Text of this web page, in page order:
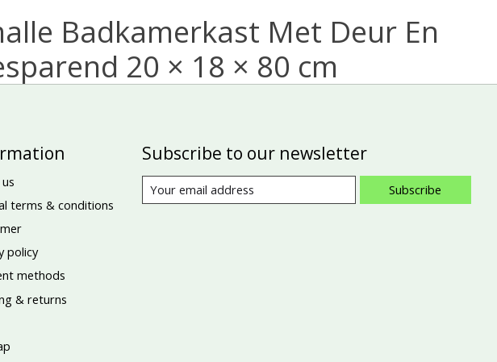
Badkamerkast Met Deur En
20 × 18 × 80 cm
terms & conditions
policy
methods
& returns
Subscribe to our newsletter
Subscribe